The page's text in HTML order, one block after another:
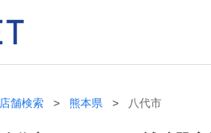
店舗検索 熊本県 八代市